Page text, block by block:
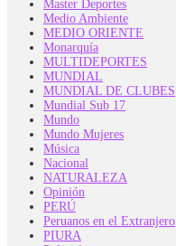
Master Deportes
Medio Ambiente
MEDIO ORIENTE
Monarquía
MULTIDEPORTES
MUNDIAL
MUNDIAL DE CLUBES
Mundial Sub 17
Mundo
Mundo Mujeres
Música
Nacional
NATURALEZA
Opinión
PERÚ
Peruanos en el Extranjero
PIURA